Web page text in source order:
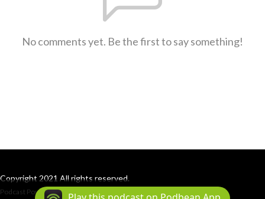
No comments yet. Be the first to say something!
Copyright 2021 All rights reserved.
Podcast Powered By Podbean